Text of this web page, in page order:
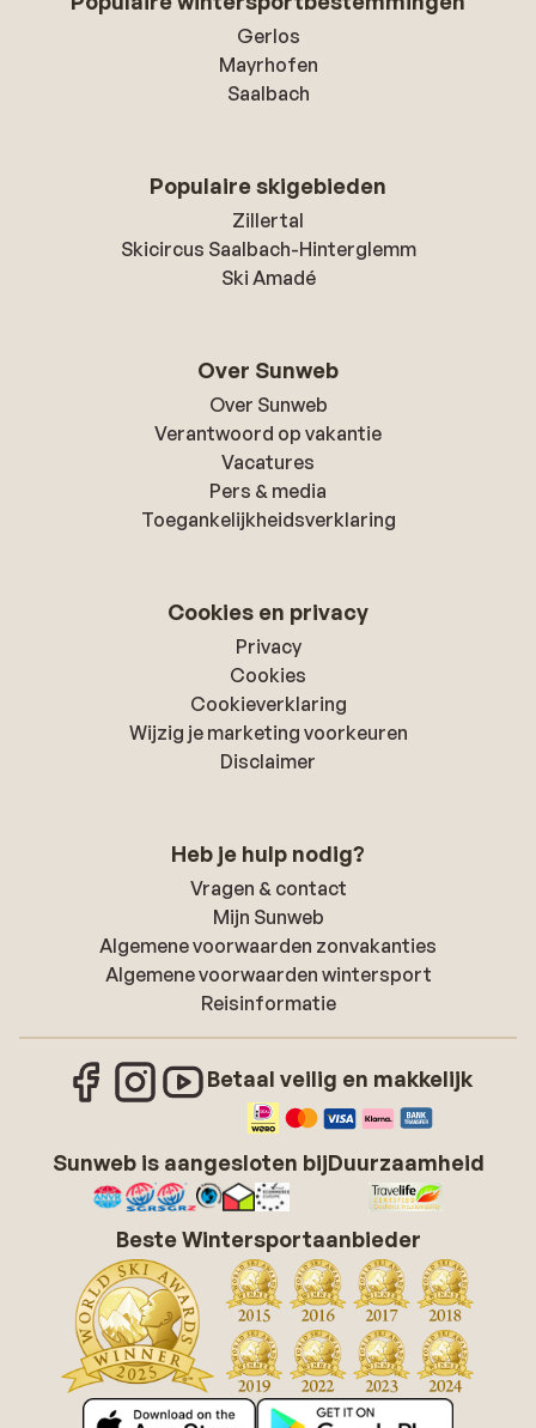
Gerlos
Mayrhofen
Saalbach
Populaire skigebieden
Zillertal
Skicircus Saalbach-Hinterglemm
Ski Amadé
Over Sunweb
Over Sunweb
Verantwoord op vakantie
Vacatures
Pers & media
Toegankelijkheidsverklaring
Cookies en privacy
Privacy
Cookies
Cookieverklaring
Wijzig je marketing voorkeuren
Disclaimer
Heb je hulp nodig?
Vragen & contact
Mijn Sunweb
Algemene voorwaarden zonvakanties
Algemene voorwaarden wintersport
Reisinformatie
Betaal veilig en makkelijk
Sunweb is aangesloten bijDuurzaamheid
Beste Wintersportaanbieder